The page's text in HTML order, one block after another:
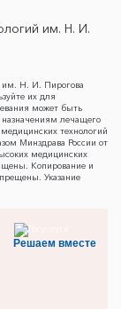
им. Н. И.
им. Н. И. Пирогова
их для
может быть
лечащего
технологий
Минздрава России от
медицинских
Копирование и
Указание
Решаем вместе